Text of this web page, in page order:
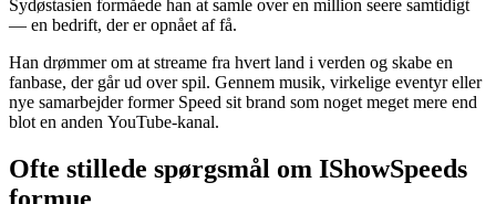
Sydøstasien formåede han at samle over en million seere samtidigt
— en bedrift, der er opnået af få.
Han drømmer om at streame fra hvert land i verden og skabe en
fanbase, der går ud over spil. Gennem musik, virkelige eventyr eller
nye samarbejder former Speed sit brand som noget meget mere end
blot en anden YouTube-kanal.
Ofte stillede spørgsmål om IShowSpeeds